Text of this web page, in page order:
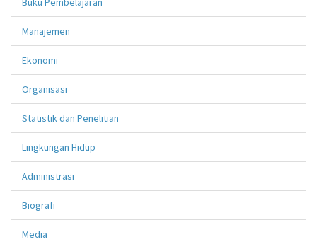
Manajemen
Ekonomi
Organisasi
Statistik dan Penelitian
Lingkungan Hidup
Administrasi
Biografi
Media